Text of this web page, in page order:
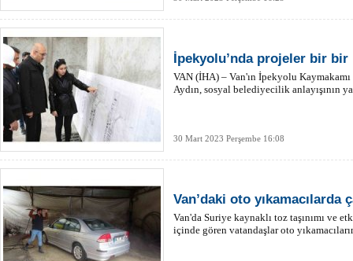
İpekyolu’nda projeler bir
VAN (İHA) – Van'ın İpekyolu
Aydın, sosyal belediyecilik anlayışının
30 Mart 2023 Perşembe 16:08
Van’daki oto yıkamacılarda
Van'da Suriye kaynaklı toz taşınımı ve
içinde gören vatandaşlar oto